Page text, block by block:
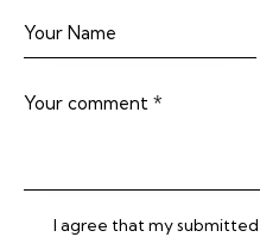
I agree that my